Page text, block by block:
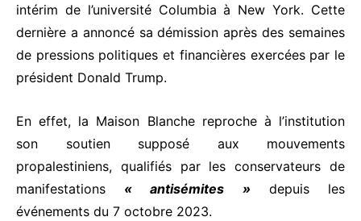
intérim de l’université Columbia à New York. Cette
dernière a annoncé sa démission après des semaines
de pressions politiques et financières exercées par le
président Donald Trump.
En effet, la Maison Blanche reproche à l’institution
son soutien supposé aux mouvements
propalestiniens, qualifiés par les conservateurs de
manifestations « antisémites » depuis les
événements du 7 octobre 2023.